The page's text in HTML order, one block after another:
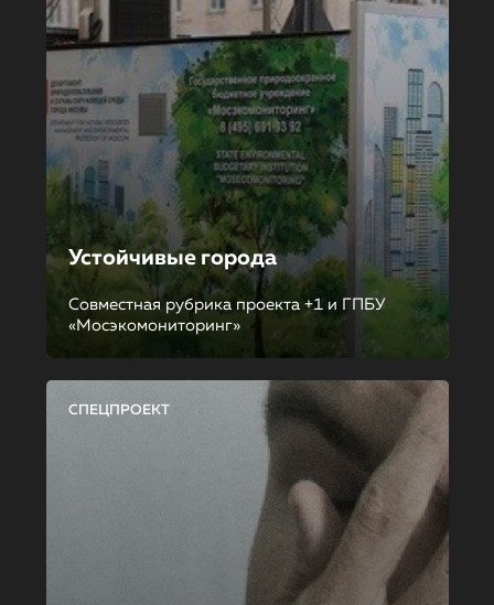
Устойчивые города
Совместная рубрика проекта +1 и ГПБУ
«Мосэкомониторинг»
СПЕЦПРОЕКТ